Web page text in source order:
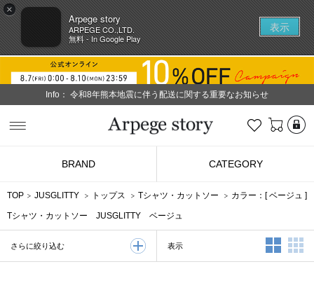
×
Arpege story
ARPEGE CO.,LTD.
無料 - In Google Play
表示
Info： 令和8年熊本地震に伴う配送に関する重要なお知らせ
お気に入り
BRAND CATEGORY
TOP JUSGLITTY トップス Tシャツ・カットソー カラー：[ベージュ ]
Tシャツ・カットソー JUSGLITTY ベージュ
さらに絞り込む 表示 2列表示